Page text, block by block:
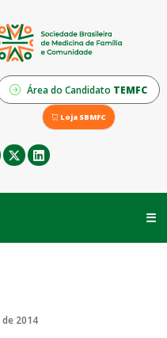
Área do Candidato TEMFC
Loja SBMFC
☰
2014